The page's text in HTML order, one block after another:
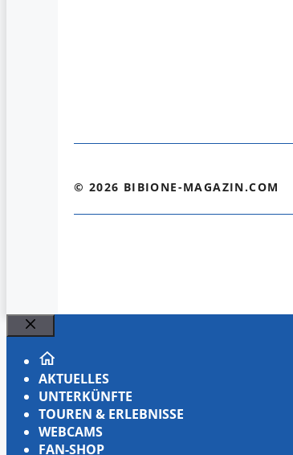
© 2026 BIBIONE-MAGAZIN.COM
Schließen
AKTUELLES
UNTERKÜNFTE
TOUREN & ERLEBNISSE
WEBCAMS
FAN-SHOP